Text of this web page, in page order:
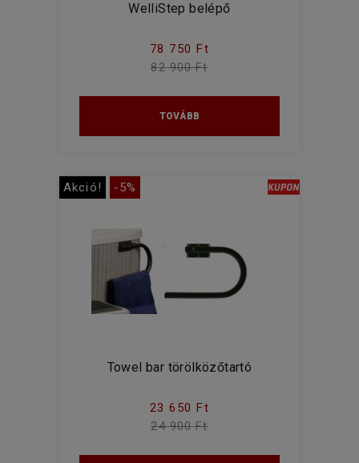
WelliStep belépő
78 750 Ft
82 900 Ft
TOVÁBB
Akció! -5%
Towel bar törölközőtartó
23 650 Ft
24 900 Ft